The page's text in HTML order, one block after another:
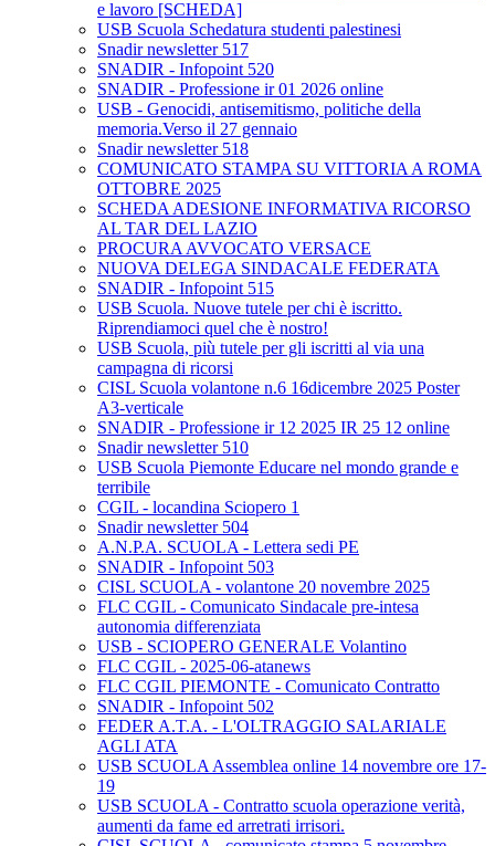
e lavoro [SCHEDA]
USB Scuola Schedatura studenti palestinesi
Snadir newsletter 517
SNADIR - Infopoint 520
SNADIR - Professione ir 01 2026 online
USB - Genocidi, antisemitismo, politiche della
memoria.Verso il 27 gennaio
Snadir newsletter 518
COMUNICATO STAMPA SU VITTORIA A ROMA
OTTOBRE 2025
SCHEDA ADESIONE INFORMATIVA RICORSO
AL TAR DEL LAZIO
PROCURA AVVOCATO VERSACE
NUOVA DELEGA SINDACALE FEDERATA
SNADIR - Infopoint 515
USB Scuola. Nuove tutele per chi è iscritto.
Riprendiamoci quel che è nostro!
USB Scuola, più tutele per gli iscritti al via una
campagna di ricorsi
CISL Scuola volantone n.6 16dicembre 2025 Poster
A3-verticale
SNADIR - Professione ir 12 2025 IR 25 12 online
Snadir newsletter 510
USB Scuola Piemonte Educare nel mondo grande e
terribile
CGIL - locandina Sciopero 1
Snadir newsletter 504
A.N.P.A. SCUOLA - Lettera sedi PE
SNADIR - Infopoint 503
CISL SCUOLA - volantone 20 novembre 2025
FLC CGIL - Comunicato Sindacale pre-intesa
autonomia differenziata
USB - SCIOPERO GENERALE Volantino
FLC CGIL - 2025-06-atanews
FLC CGIL PIEMONTE - Comunicato Contratto
SNADIR - Infopoint 502
FEDER A.T.A. - L'OLTRAGGIO SALARIALE
AGLI ATA
USB SCUOLA Assemblea online 14 novembre ore 17-
19
USB SCUOLA - Contratto scuola operazione verità,
aumenti da fame ed arretrati irrisori.